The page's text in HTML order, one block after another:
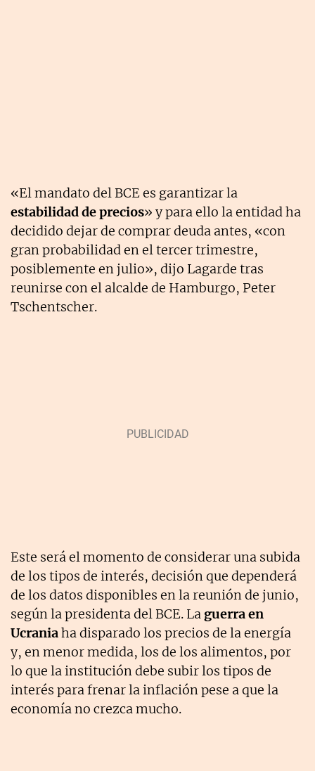
«El mandato del BCE es garantizar la
estabilidad de precios» y para ello la entidad ha
decidido dejar de comprar deuda antes, «con
gran probabilidad en el tercer trimestre,
posiblemente en julio», dijo Lagarde tras
reunirse con el alcalde de Hamburgo, Peter
Tschentscher.
Este será el momento de considerar una subida
de los tipos de interés, decisión que dependerá
de los datos disponibles en la reunión de junio,
según la presidenta del BCE. La guerra en
Ucraniaha disparado los precios de la energía
y, en menor medida, los de los alimentos, por
lo que la institución debe subir los tipos de
interés para frenar la inflación pese a que la
economía no crezca mucho.